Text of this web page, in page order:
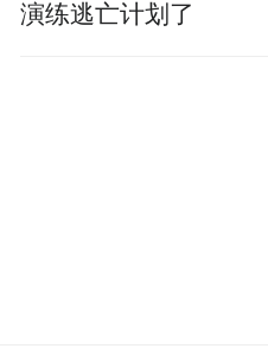
演练逃亡计划了